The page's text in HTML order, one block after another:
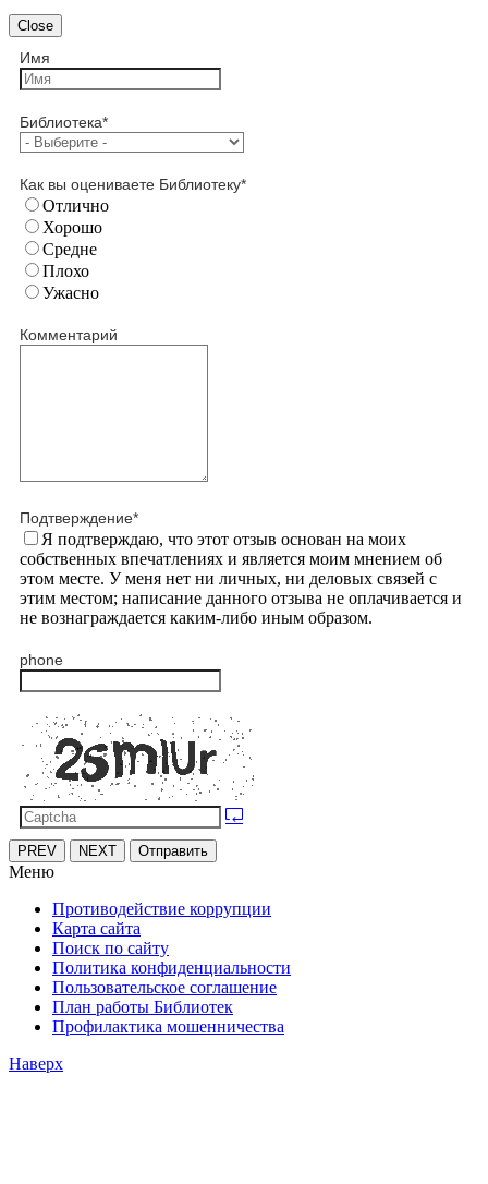
Close
Имя
Библиотека*
Как вы оцениваете Библиотеку*
Отлично
Хорошо
Средне
Плохо
Ужасно
Комментарий
Подтверждение*
Я подтверждаю, что этот отзыв основан на моих
собственных впечатлениях и является моим мнением об
этом месте. У меня нет ни личных, ни деловых связей с
этим местом; написание данного отзыва не оплачивается и
не вознаграждается каким-либо иным образом.
phone
PREV NEXT Отправить
Меню
Противодействие коррупции
Карта сайта
Поиск по сайту
Политика конфиденциальности
Пользовательское соглашение
План работы Библиотек
Профилактика мошенничества
Наверх